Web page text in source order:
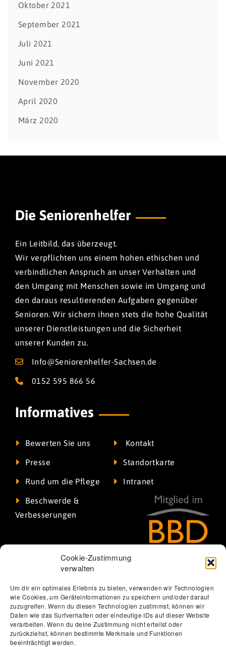
Cookie-Zustimmung
verwalten
Um dir ein optimales Erlebnis zu bieten, verwenden wir Technologien
wie Cookies, um Geräteinformationen zu speichern und/oder darauf
zuzugreifen. Wenn du diesen Technologien zustimmst, können wir
Daten wie das Surfverhalten oder eindeutige IDs auf dieser Website
verarbeiten. Wenn du deine Zustimmung nicht erteilst oder
zurückziehst, können bestimmte Merkmale und Funktionen
beeinträchtigt werden.
Oktober 2021
September 2021
Juli 2021
Juni 2021
November 2020
April 2020
März 2020
Die Seniorenhelfer
Ein Leitbild, das überzeugt.
Wir verpflichten uns einem hohen ethischen und
verbindlichen Anspruch an unser Verhalten und
den Umgang mit Menschen sowie im Umgang und
den daraus resultierenden Aufgaben gegenüber
Senioren. Wir sichern ihnen stets die hohe Qualität
unserer Dienstleistungen und die Sicherheit
unserer Kunden zu.
Info@Seniorenhelfer-Sachsen.de
0152 595 866 56
Informatives
Bewerten Sie uns Kontakt
Presse Standortkarte
Rund um die Pflege Intranet
Beschwerde &
Verbesserungen
Thomas Löbel | The Web Designer